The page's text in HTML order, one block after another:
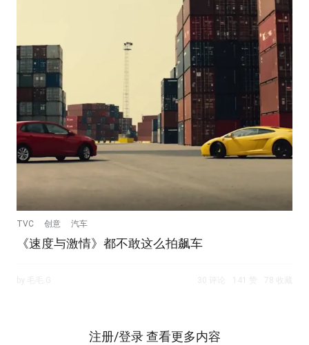
TVC 创意 汽车
《速度与激情》都不敢这么拍飙车
注册/登录 查看更多内容